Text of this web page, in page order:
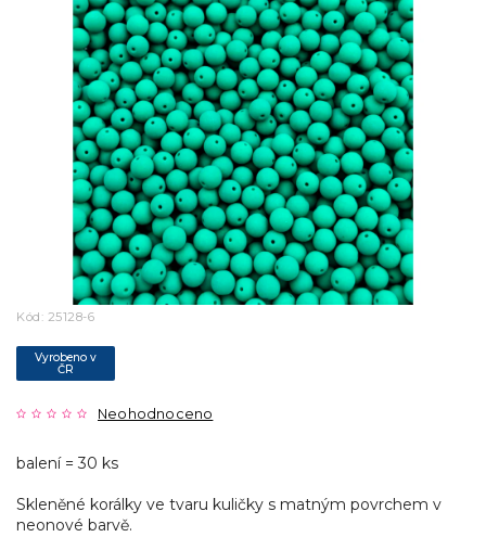
Kód: 25128-6
Vyrobeno v
ČR
Neohodnoceno
balení = 30 ks
Skleněné korálky ve tvaru kuličky s matným povrchem v
neonové barvě.